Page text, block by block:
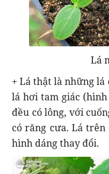
Lá
+ Lá thật là những
lá hơi tam giác
đều có lông, với
có răng cưa. Lá
hình dáng thay đổi.